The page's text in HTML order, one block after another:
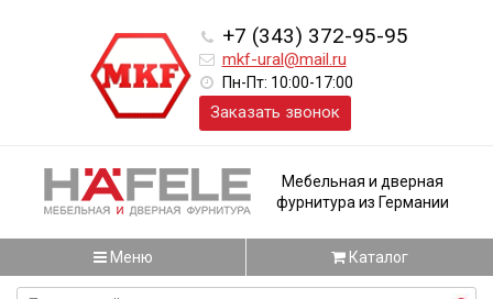
+7 (343) 372-95-95
mkf-ural@mail.ru
Пн-Пт: 10:00-17:00
Заказать звонок
Мебельная и дверная
фурнитура из Германии
Меню Каталог